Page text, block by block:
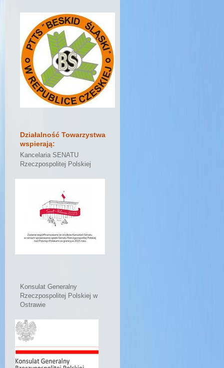
Działalność Towarzystwa
wspierają:
Kancelaria SENATU
Rzeczpospolitej Polskiej
Konsulat Generalny
Rzeczpospolitej Polskiej w
Ostrawie